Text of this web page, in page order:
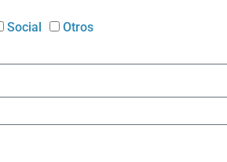
Social
Otros